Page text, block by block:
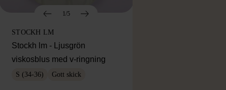
1/5
STOCKH LM
Stockh lm - Ljusgrön
viskosblus med v-ringning
S (34-36) Gott skick